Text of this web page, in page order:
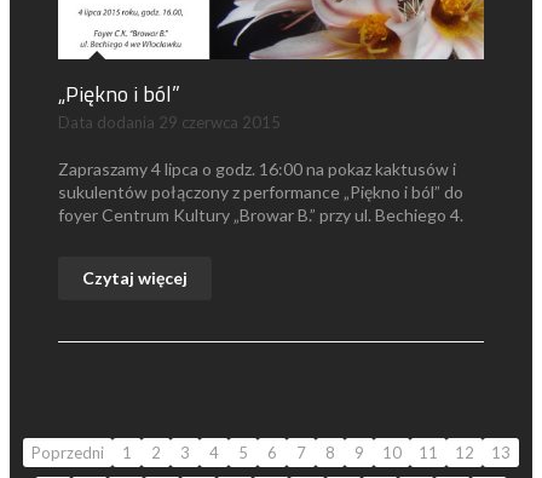
„Piękno i ból”
Data dodania 29 czerwca 2015
Zapraszamy 4 lipca o godz. 16:00 na pokaz kaktusów i
sukulentów połączony z performance „Piękno i ból” do
foyer Centrum Kultury „Browar B.” przy ul. Bechiego 4.
Czytaj więcej
Poprzedni 1 2 3 4 5 6 7 8 9 10 11 12 13